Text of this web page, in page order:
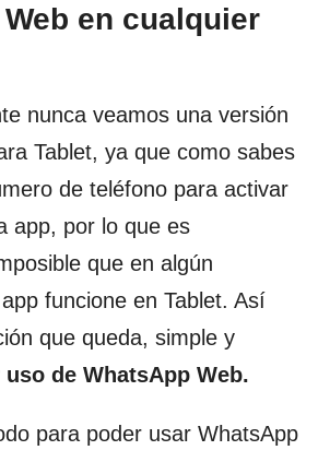
en cualquier
nunca veamos una versión
Tablet, ya que como sabes
de teléfono para activar
app, por lo que es
que en algún
funcione en Tablet. Así
que queda, simple y
uso de WhatsApp Web.
para poder usar WhatsApp